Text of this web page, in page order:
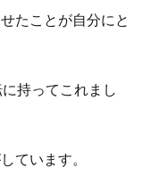
たことが自分にと
持ってこれまし
ています。